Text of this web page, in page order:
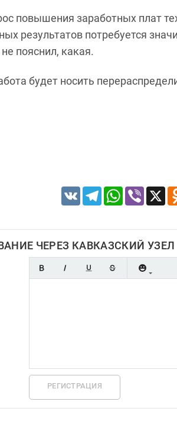
повышения заработных плат
результатов потребуется
пояснил, какая.
будет носить
VK TelegramWhatsApp
Viber X
ЧЕРЕЗ КАВКАЗСКИЙ УЗЕЛ
РЕГИСТРАЦИЯ